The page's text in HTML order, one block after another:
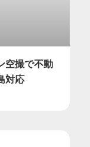
空撮で不動
対応